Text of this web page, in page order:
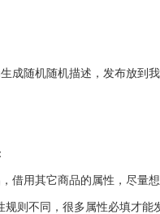
成随机随机描述，发布放到
借用其它商品的属性，尽量
则不同，很多属性必填才